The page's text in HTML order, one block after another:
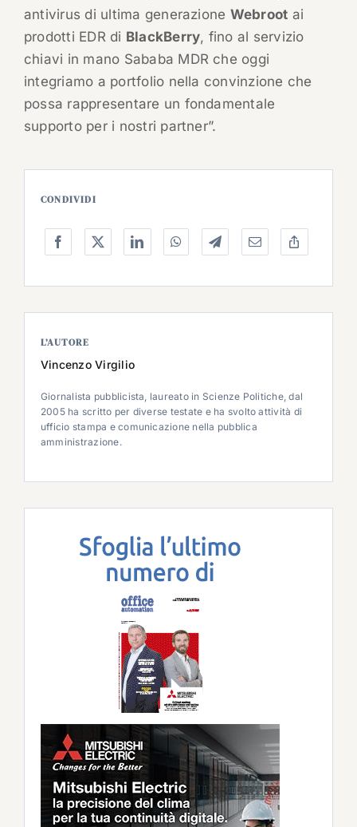
antivirus di ultima generazione Webroot ai
prodotti EDR di BlackBerry, fino al servizio
chiavi in mano Sababa MDR che oggi
integriamo a portfolio nella convinzione che
possa rappresentare un fondamentale
supporto per i nostri partner”.
CONDIVIDI
L’AUTORE
Vincenzo Virgilio
Giornalista pubblicista, laureato in Scienze Politiche, dal
2005 ha scritto per diverse testate e ha svolto attività di
ufficio stampa e comunicazione nella pubblica
amministrazione.